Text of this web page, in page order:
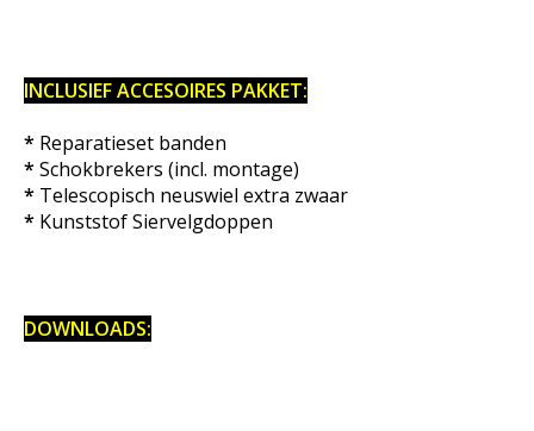
INCLUSIEF ACCESOIRES PAKKET:
* Reparatieset banden
* Schokbrekers (incl. montage)
* Telescopisch neuswiel extra zwaar
* Kunststof Siervelgdoppen
DOWNLOADS: